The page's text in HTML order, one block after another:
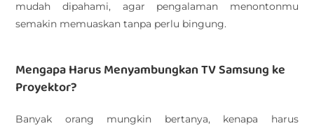
mudah dipahami, agar pengalaman menontonmu
semakin memuaskan tanpa perlu bingung.
Mengapa Harus Menyambungkan TV Samsung ke
Proyektor?
Banyak orang mungkin bertanya, kenapa harus